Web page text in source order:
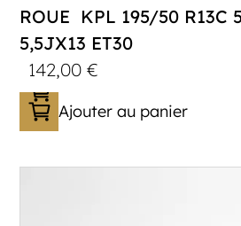
ROUE KPL 195/50 R13C
5,5JX13 ET30
142,00€
Ajouter au panier